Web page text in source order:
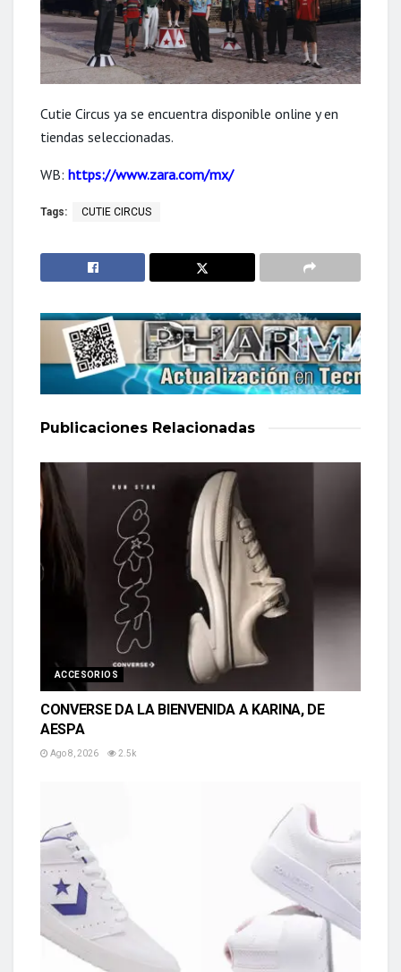
Cutie Circus ya se encuentra disponible online y en
tiendas seleccionadas.
WB: https://www.zara.com/mx/
Tags: CUTIE CIRCUS
Publicaciones Relacionadas
ACCESORIOS
CONVERSE DA LA BIENVENIDA A KARINA, DE
AESPA
Ago 8, 2026 2.5k